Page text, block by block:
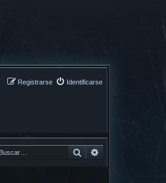
Identificarse
Registrarse
Buscar